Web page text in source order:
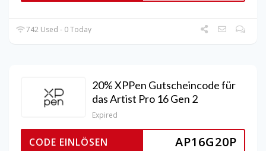
742 Used - 0 Today
20% XPPen Gutscheincode für
das Artist Pro 16 Gen 2
Expired
AP16G20P
CODE EINLÖSEN